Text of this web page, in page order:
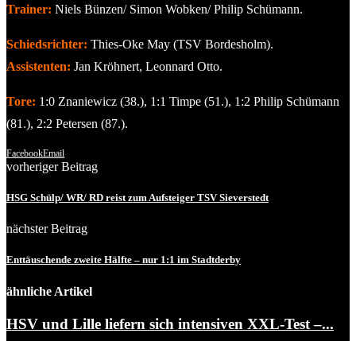
Trainer: Niels Bünzen/ Simon Wobken/ Philip Schümann.
Schiedsrichter: Thies-Oke May (TSV Bordesholm).
Assistenten: Jan Kröhnert, Leonnard Otto.
Tore: 1:0 Znaniewicz (38.), 1:1 Timpe (51.), 1:2 Philip Schümann
(81.), 2:2 Petersen (87.).
FacebookEmail
vorheriger Beitrag
HSG Schülp/ WR/ RD reist zum Aufsteiger TSV Sieverstedt
nächster Beitrag
Enttäuschende zweite Hälfte – nur 1:1 im Stadtderby
ähnliche Artikel
HSV und Lille liefern sich intensiven XXL-Test –...